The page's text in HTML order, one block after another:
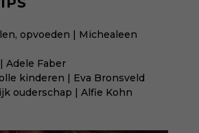
opvoeden | Michealeen
Adele Faber
kinderen | Eva Bronsveld
ouderschap | Alfie Kohn